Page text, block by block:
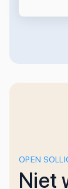
OPEN
Niet